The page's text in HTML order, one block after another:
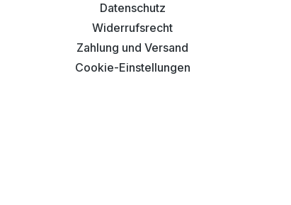
Datenschutz
Widerrufsrecht
Zahlung und Versand
Cookie-Einstellungen